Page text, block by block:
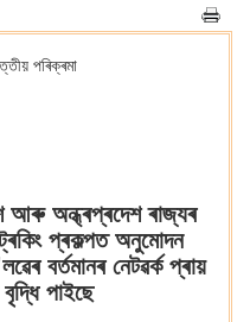
পৰিক্ৰমা
আৰু অন্ধ্ৰপ্ৰদেশ ৰাজ্যৰ
প্ৰকল্পত অনুমোদন
বৰ্তমানৰ নেটৱৰ্ক প্ৰায়
পাইছে